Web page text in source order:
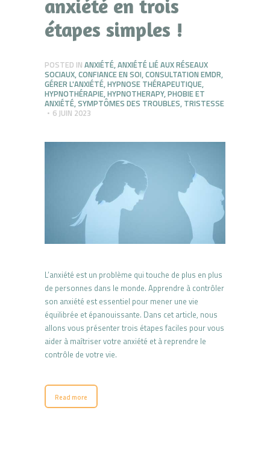
anxiété en trois
étapes simples !
POSTED IN ANXIÉTÉ,ANXIÉTÉ LIÉ AUX RÉSEAUX
SOCIAUX,CONFIANCE EN SOI,CONSULTATION EMDR,
GÉRER L'ANXIÉTÉ,HYPNOSE THÉRAPEUTIQUE,
HYPNOTHÉRAPIE,HYPNOTHERAPY,PHOBIE ET
ANXIÉTÉ,SYMPTÔMES DES TROUBLES, TRISTESSE
6 JUIN 2023
L’anxiété est un problème qui touche de plus en plus
de personnes dans le monde. Apprendre à contrôler
son anxiété est essentiel pour mener une vie
équilibrée et épanouissante. Dans cet article, nous
allons vous présenter trois étapes faciles pour vous
aider à maîtriser votre anxiété et à reprendre le
contrôle de votre vie.
Read more